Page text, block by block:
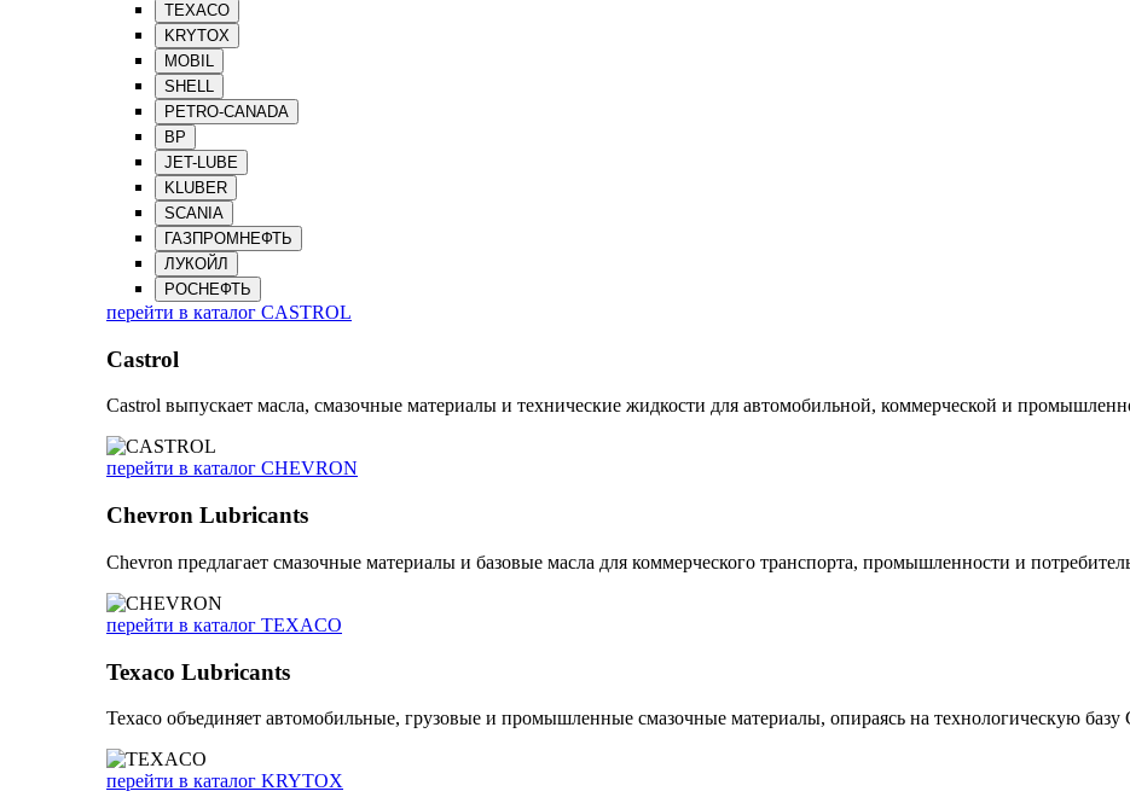
TEXACO
KRYTOX
MOBIL
SHELL
PETRO-CANADA
BP
JET-LUBE
KLUBER
SCANIA
ГАЗПРОМНЕФТЬ
ЛУКОЙЛ
РОСНЕФТЬ
перейти в каталог CASTROL
Castrol
Castrol выпускает масла, смазочные материалы и технические жидкости для автомобильной, коммерческой и
перейти в каталог CHEVRON
Chevron Lubricants
Chevron предлагает смазочные материалы и базовые масла для коммерческого транспорта, промышленности и
перейти в каталог TEXACO
Texaco Lubricants
Texaco объединяет автомобильные, грузовые и промышленные смазочные материалы, опираясь на технологическую базу
перейти в каталог KRYTOX